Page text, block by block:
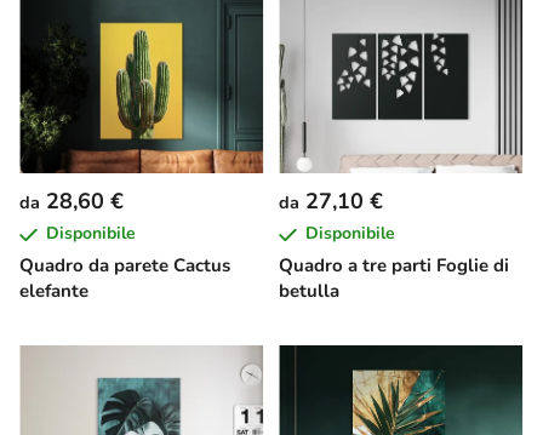
Quadro da parete Cactus
elefante
da 28,60 €
Disponibile
Quadro a tre parti Foglie di
betulla
da 27,10 €
Disponibile